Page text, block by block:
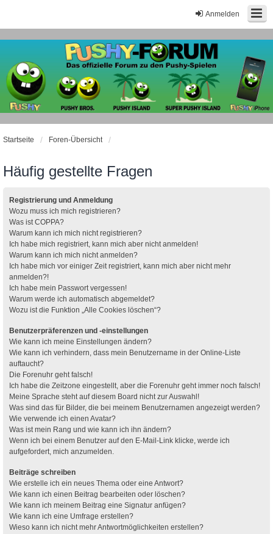
Anmelden
Startseite Foren-Übersicht
Häufig gestellte Fragen
Registrierung und Anmeldung
Wozu muss ich mich registrieren?
Was ist COPPA?
Warum kann ich mich nicht registrieren?
Ich habe mich registriert, kann mich aber nicht anmelden!
Warum kann ich mich nicht anmelden?
Ich habe mich vor einiger Zeit registriert, kann mich aber nicht mehr
anmelden?!
Ich habe mein Passwort vergessen!
Warum werde ich automatisch abgemeldet?
Wozu ist die Funktion „Alle Cookies löschen“?
Benutzerpräferenzen und -einstellungen
Wie kann ich meine Einstellungen ändern?
Wie kann ich verhindern, dass mein Benutzername in der Online-Liste
auftaucht?
Die Forenuhr geht falsch!
Ich habe die Zeitzone eingestellt, aber die Forenuhr geht immer noch falsch!
Meine Sprache steht auf diesem Board nicht zur Auswahl!
Was sind das für Bilder, die bei meinem Benutzernamen angezeigt werden?
Wie verwende ich einen Avatar?
Was ist mein Rang und wie kann ich ihn ändern?
Wenn ich bei einem Benutzer auf den E-Mail-Link klicke, werde ich
aufgefordert, mich anzumelden.
Beiträge schreiben
Wie erstelle ich ein neues Thema oder eine Antwort?
Wie kann ich einen Beitrag bearbeiten oder löschen?
Wie kann ich meinem Beitrag eine Signatur anfügen?
Wie kann ich eine Umfrage erstellen?
Wieso kann ich nicht mehr Antwortmöglichkeiten erstellen?